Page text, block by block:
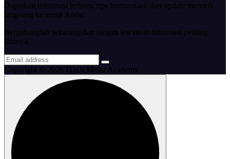
Dapatkan informasi terbaru, tips bermanfaat, dan update menarik
langsung ke email Anda!
Bergabunglah sekarang dan jangan lewatkan informasi penting
lainnya.
Copyright © 2026 ITech Metro Academy